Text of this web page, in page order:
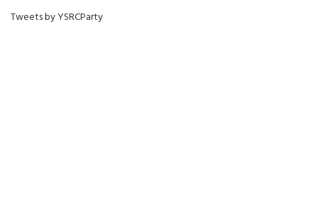
Tweets by YSRCParty